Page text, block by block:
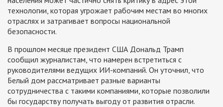
технологии, которая угрожает рабочим местам во многих
отраслях и затрагивает вопросы национальной
безопасности.
В прошлом месяце президент США Дональд Трамп
сообщил журналистам, что намерен встретиться с
руководителями ведущих ИИ-компаний. Он уточнил, что
Белый дом рассматривает разные варианты
сотрудничества с такими компаниями, которые позволили
бы государству получать выгоду от развития отрасли.